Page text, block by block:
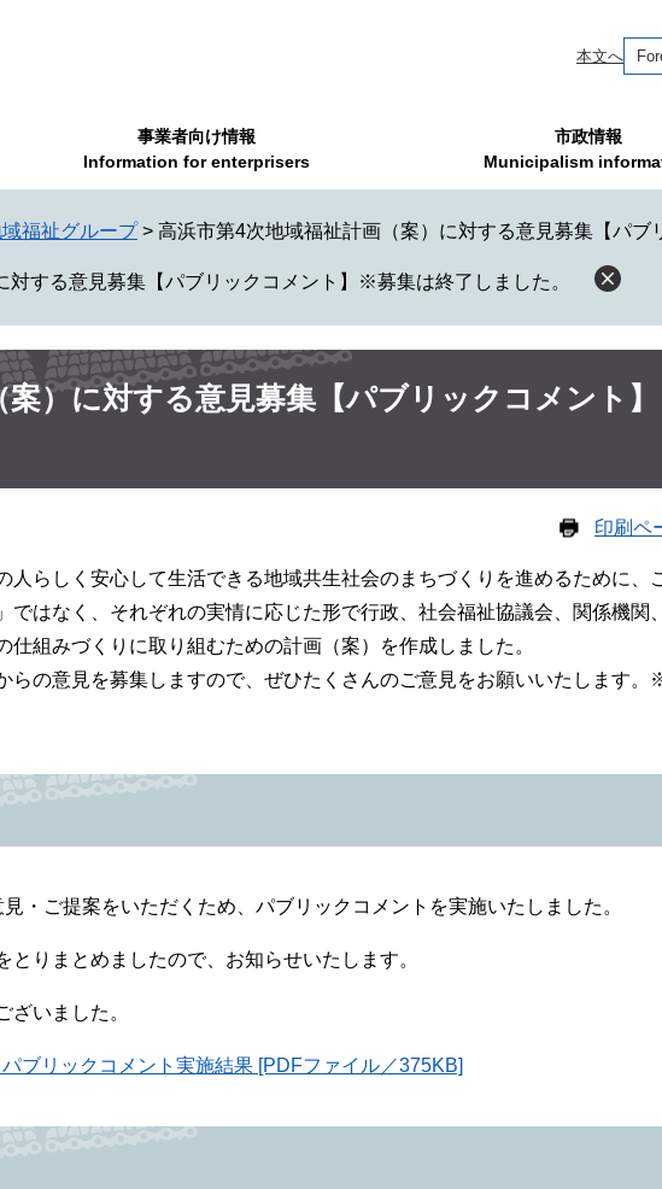
本文へ
事業者向け情報
Information for enterprisers
市政情報
Municipalism
福祉グループ > 高浜市第4次地域福祉計画（案）に対する意見募集【パ
する意見募集【パブリックコメント】※募集は終了しました。
案）に対する意見募集【パブリックコメント
印刷ペ
らしく安心して生活できる地域共生社会のまちづくりを進めるために、
ではなく、それぞれの実情に応じた形で行政、社会福祉協議会、関係機関
組みづくりに取り組むための計画（案）を作成しました。
の意見を募集しますので、ぜひたくさんのご意見をお願いいたします
・ご提案をいただくため、パブリックコメントを実施いたしました。
りまとめましたので、お知らせいたします。
いました。
ブリックコメント実施結果 [PDFファイル／375KB]